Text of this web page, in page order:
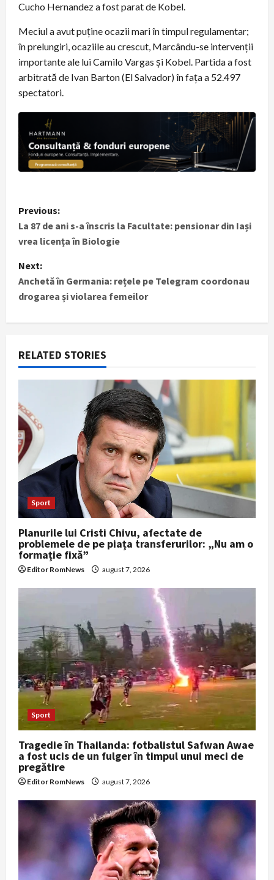
Cucho Hernandez a fost parat de Kobel.
Meciul a avut puține ocazii mari în timpul regulamentar;
în prelungiri, ocaziile au crescut, Marcându-se intervenții
importante ale lui Camilo Vargas și Kobel. Partida a fost
arbitrată de Ivan Barton (El Salvador) în fața a 52.497
spectatori.
P
o
s
t
v
i
g
a
t
i
o
n
Previous:
La 87 de ani s-a înscris la Facultate: pensionar din Iași
vrea licența în Biologie
Next:
Anchetă în Germania: rețele pe Telegram coordonau
drogarea și violarea femeilor
RELATED STORIES
Sport
Planurile lui Cristi Chivu, afectate de
problemele de pe piața transferurilor: „Nu am o
formație fixă”
Editor RomNews august 7, 2026
Sport
Tragedie în Thailanda: fotbalistul Safwan Awae
a fost ucis de un fulger în timpul unui meci de
pregătire
Editor RomNews august 7, 2026